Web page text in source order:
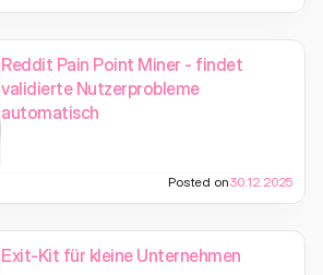
Reddit Pain Point Miner - findet
validierte Nutzerprobleme
automatisch
Posted on30.12.2025
Exit-Kit für kleine Unternehmen